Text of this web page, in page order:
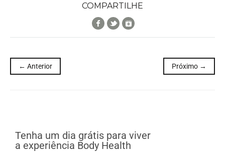
COMPARTILHE
Facebook
TwitterGoogle+
← Anterior Próximo →
Tenha um dia grátis para viver
a experiência Body Health